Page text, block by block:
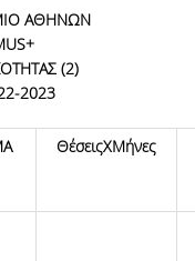
ΤΟ
ΑΘΗΝΩΝ
(2)
2023
ΘέσειςΧΜήνες